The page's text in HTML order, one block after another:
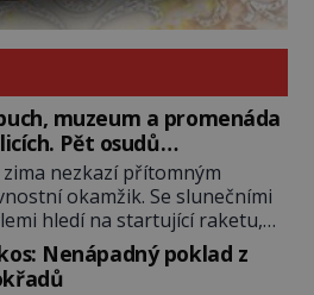
muzeum a promenáda
Pět osudů
raketoplánů
zima nezkazí přítomným
okamžik. Se slunečními
hledí na startující raketu,
má do vesmíru vynést kromě
také obyčejnou učitelku.
Nenápadný poklad z